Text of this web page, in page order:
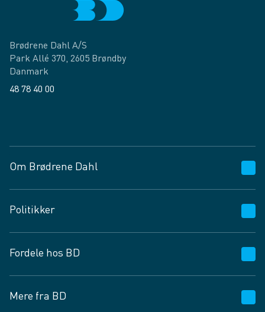
Brødrene Dahl A/S
Park Allé 370, 2605 Brøndby
Danmark
48 78 40 00
Om Brødrene Dahl
Vagttelefon 30 10 89 89
Spørgsmål og svar
Job og karriere
Fødevarekontrolrapport
Politikker
Privatlivspolitik
Cookies
Vilkår og betingelser
Fordele hos BD
BD app
Mere fra BD